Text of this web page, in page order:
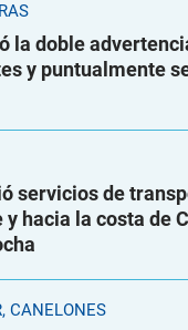
la doble
y puntualmente
servicios de
hacia la costa de
CANELONES